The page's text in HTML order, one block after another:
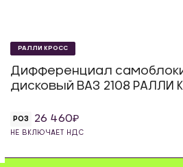
РАЛЛИ КРОСС
Дифференциал
дисковый ВАЗ 2108 РАЛЛИ
РОЗ 26 460
НЕ ВКЛЮЧАЕТ НДС